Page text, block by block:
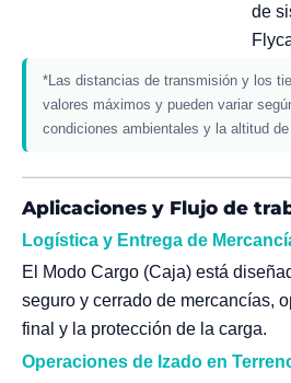
de
*Las distancias de transmisión y los
valores máximos y pueden variar
condiciones ambientales y la altitud
Aplicaciones y Flujo de
Logística y Entrega de
El Modo Cargo (Caja) está
seguro y cerrado de mercancías,
final y la protección de la carga.
Operaciones de Izado en